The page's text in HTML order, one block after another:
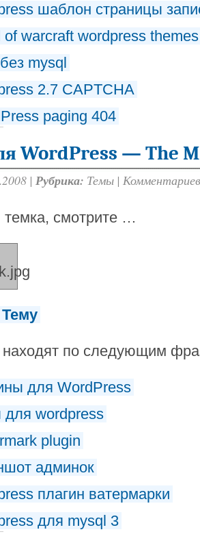
шаблон страницы
of warcraft wordpress themes
mysql
2.7 CAPTCHA
paging 404
WordPress — The
| Рубрика: Темы |
темка, смотрите …
находят по следующим
для WordPress
wordpress
plugin
админок
плагин ватермарки
для mysql 3